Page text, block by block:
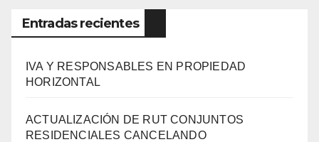
Entradas recientes
IVA Y RESPONSABLES EN PROPIEDAD
HORIZONTAL
ACTUALIZACIÓN DE RUT CONJUNTOS
RESIDENCIALES CANCELANDO